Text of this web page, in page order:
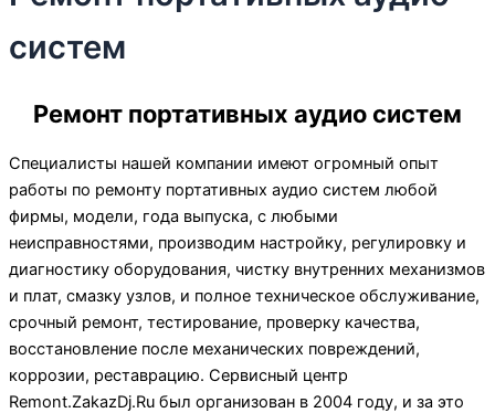
систем
Ремонт портативных аудио систем
Специалисты нашей компании имеют огромный опыт
работы по ремонту портативных аудио систем любой
фирмы, модели, года выпуска, с любыми
неисправностями, производим настройку, регулировку и
диагностику оборудования, чистку внутренних механизмов
и плат, смазку узлов, и полное техническое обслуживание,
срочный ремонт, тестирование, проверку качества,
восстановление после механических повреждений,
коррозии, реставрацию. Сервисный центр
Remont.ZakazDj.Ru был организован в 2004 году, и за это